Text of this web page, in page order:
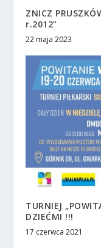
ZNICZ
r.2012”
22 maja 2023
TURNIEJ
DZIEĆMI !!!
17 czerwca 2021